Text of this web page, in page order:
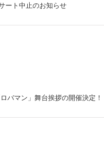
ート中止のお知らせ
マン」舞台挨拶の開催決定！